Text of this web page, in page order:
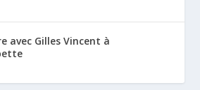
avec Gilles Vincent à